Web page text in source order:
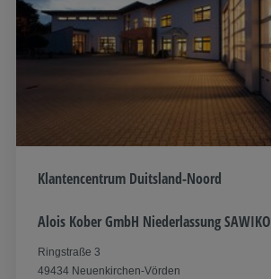
Klantencentrum Duitsland-Noord
Alois Kober GmbH Niederlassung SAWIKO
Ringstraße 3
49434 Neuenkirchen-Vörden​